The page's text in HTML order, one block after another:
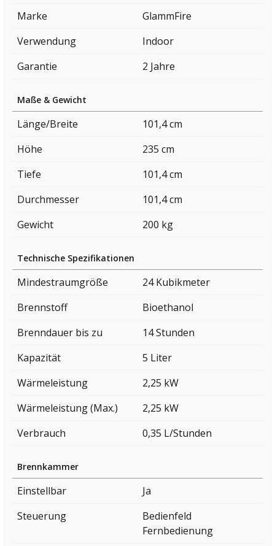
Marke
GlammFire
Verwendung
Indoor
Garantie
2 Jahre
Maße & Gewicht
Länge/Breite
101,4 cm
Höhe
235 cm
Tiefe
101,4 cm
Durchmesser
101,4 cm
Gewicht
200 kg
Technische Spezifikationen
Mindestraumgröße
24 Kubikmeter
Brennstoff
Bioethanol
Brenndauer bis zu
14 Stunden
Kapazität
5 Liter
Wärmeleistung
2,25 kW
Wärmeleistung (Max.)
2,25 kW
Verbrauch
0,35 L/Stunden
Brennkammer
Einstellbar
Ja
Steuerung
Bedienfeld
Fernbedienung